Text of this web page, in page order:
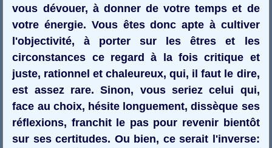
vous dévouer, à donner de votre temps et de
votre énergie. Vous êtes donc apte à cultiver
l'objectivité, à porter sur les êtres et les
circonstances ce regard à la fois critique et
juste, rationnel et chaleureux, qui, il faut le dire,
est assez rare. Sinon, vous seriez celui qui,
face au choix, hésite longuement, dissèque ses
réflexions, franchit le pas pour revenir bientôt
sur ses certitudes. Ou bien, ce serait l'inverse: